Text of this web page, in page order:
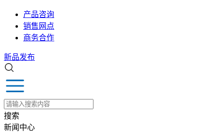
产品咨询
销售网点
商务合作
新品发布
搜索
新闻中心